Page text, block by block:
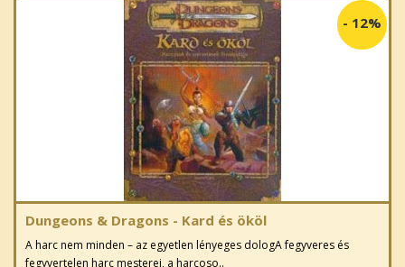
- 12%
Dungeons & Dragons - Kard és ököl
A harc nem minden – az egyetlen lényeges dologA fegyveres és
fegyvertelen harc mesterei, a harcoso..